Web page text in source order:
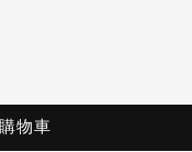
物車